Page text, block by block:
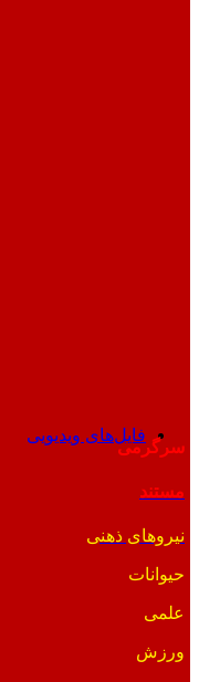
فایل‌های ویدیویی
سرگرمی
مستند
نیروهای ذهنی
حیوانات
علمی
ورزش